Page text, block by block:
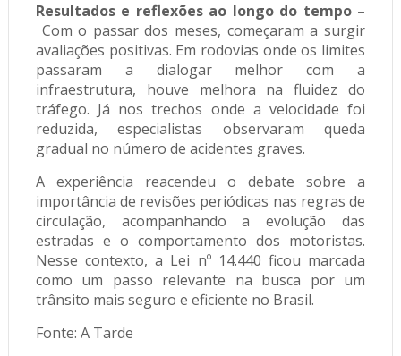
Resultados e reflexões ao longo do tempo –
Com o passar dos meses, começaram a surgir
avaliações positivas. Em rodovias onde os limites
passaram a dialogar melhor com a
infraestrutura, houve melhora na fluidez do
tráfego. Já nos trechos onde a velocidade foi
reduzida, especialistas observaram queda
gradual no número de acidentes graves.
A experiência reacendeu o debate sobre a
importância de revisões periódicas nas regras de
circulação, acompanhando a evolução das
estradas e o comportamento dos motoristas.
Nesse contexto, a Lei nº 14.440 ficou marcada
como um passo relevante na busca por um
trânsito mais seguro e eficiente no Brasil.
Fonte: A Tarde